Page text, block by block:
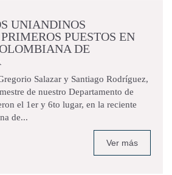
UNIANDINOS
PUESTOS EN
DE
Salazar y Santiago Rodríguez,
de nuestro Departamento de
el 1er y 6to lugar, en la reciente
de...
Ver más